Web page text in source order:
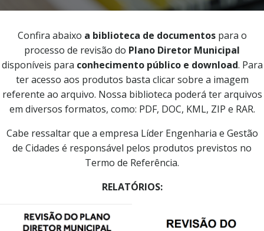
Confira abaixo a biblioteca de documentospara o
processo de revisão do Plano Diretor Municipal
disponíveis para conhecimento público e download. Para
ter acesso aos produtos basta clicar sobre a imagem
referente ao arquivo. Nossa biblioteca poderá ter arquivos
em diversos formatos, como: PDF, DOC, KML, ZIP e RAR.
Cabe ressaltar que a empresa Líder Engenharia e Gestão
de Cidades é responsável pelos produtos previstos no
Termo de Referência.
RELATÓRIOS: